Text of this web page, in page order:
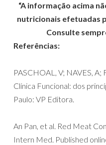
“A informação acima
nutricionais efetuadas
Consulte
Referências:
PASCHOAL, V; NAVES,
Clínica Funcional: dos
Paulo: VP Editora.
An Pan, et al. Red Meat
Intern Med. Published